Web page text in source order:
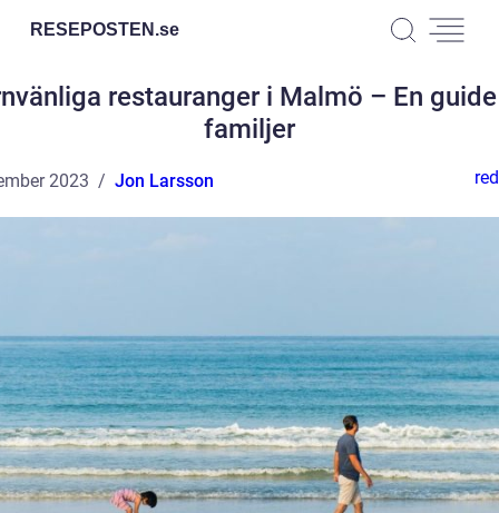
RESEPOSTEN.se
restauranger i Malmö – En
familjer
2023 Jon Larsson